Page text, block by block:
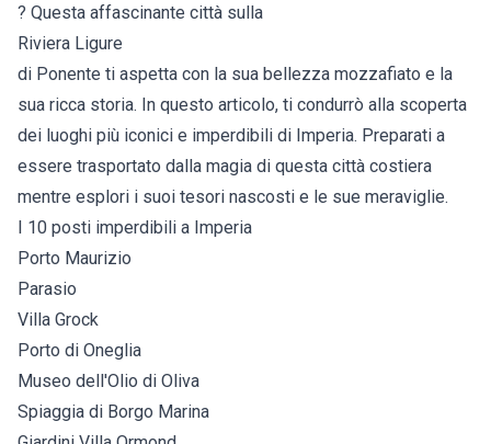
? Questa affascinante città sulla
Riviera Ligure
di Ponente ti aspetta con la sua bellezza mozzafiato e la
sua ricca storia. In questo articolo, ti condurrò alla scoperta
dei luoghi più iconici e imperdibili di Imperia. Preparati a
essere trasportato dalla magia di questa città costiera
mentre esplori i suoi tesori nascosti e le sue meraviglie.
I 10 posti imperdibili a Imperia
Porto Maurizio
Parasio
Villa Grock
Porto di Oneglia
Museo dell'Olio di Oliva
Spiaggia di Borgo Marina